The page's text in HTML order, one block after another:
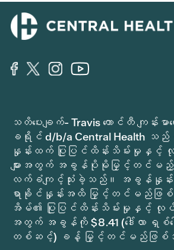
သတိပေးချက်- Travis ကောင်တီ ကျန်းမာရ
ခရိုင် d/b/a Central Health
နှုန်းထက် ပြုပြင်ထိန်းသိမ်းမှုနှ
များအတွက် အခွန်ပိုမိုမြှင့်တင်မည့်
လက်ခံကျင့်သုံးခဲ့သည်။ အခွန်နှုန်းထ
ရာခိုင်နှုန်းအထိ မြှင့်တင်မည်ဖြစ်ပ
အိမ်၏ ပြုပြင်ထိန်းသိမ်းမှုနှင့် လုပ်
အတွက် အခွန်ကို $8.41 (ဒေါ်လာ ရှစ်ဒ
တစ်ဆင့်) ခန့် မြှင့်တင်မည်ဖြ